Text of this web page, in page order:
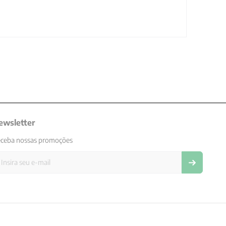
nossas promoções